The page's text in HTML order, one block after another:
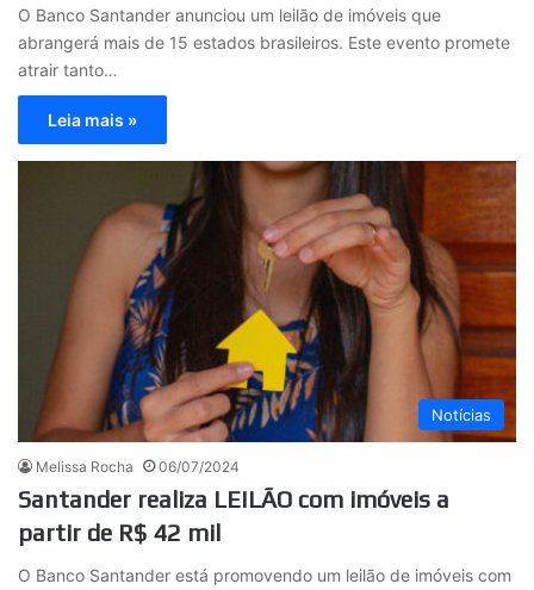
O Banco Santander anunciou um leilão de imóveis que
abrangerá mais de 15 estados brasileiros. Este evento promete
atrair tanto…
Leia mais »
Notícias
Melissa Rocha 06/07/2024
Santander realiza LEILÃO com imóveis a
partir de R$ 42 mil
O Banco Santander está promovendo um leilão de imóveis com